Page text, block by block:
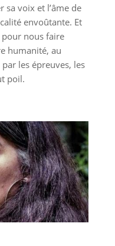
sa voix et l’âme de
envoûtante. Et
pour nous faire
humanité, au
les épreuves, les
poil.